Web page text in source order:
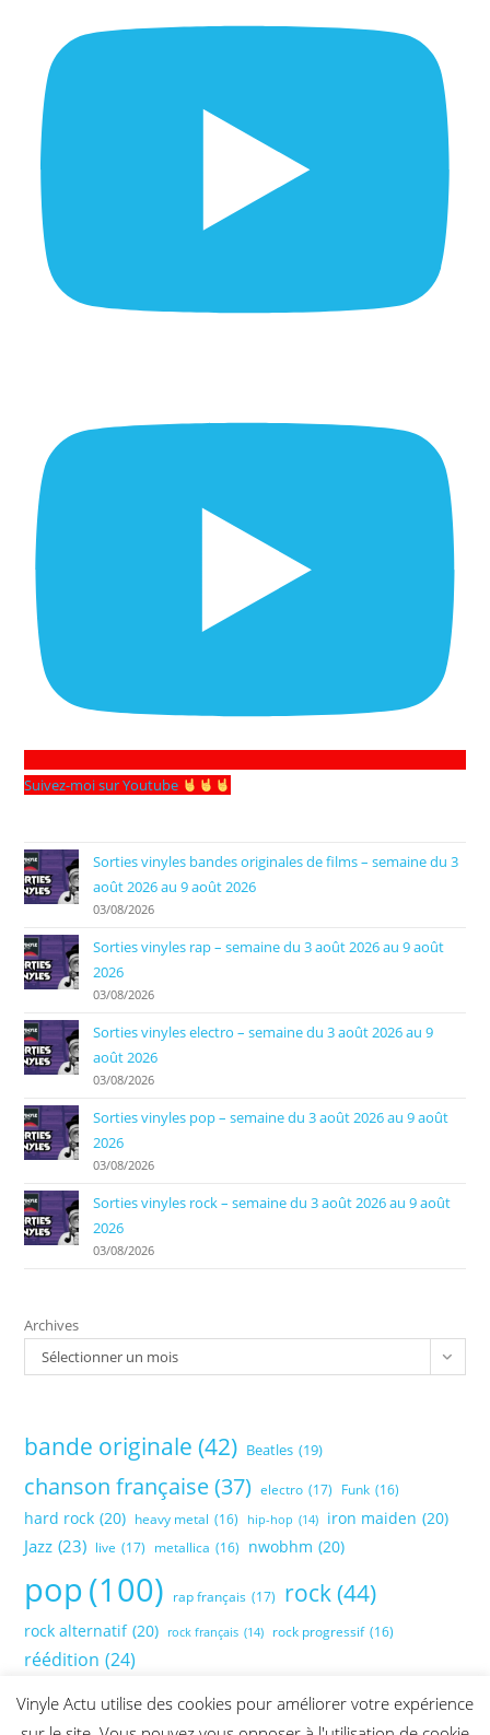
Suivez-moi sur Youtube
Sorties vinyles bandes originales de films – semaine du 3
août 2026 au 9 août 2026
03/08/2026
Sorties vinyles rap – semaine du 3 août 2026 au 9 août
2026
03/08/2026
Sorties vinyles electro – semaine du 3 août 2026 au 9
août 2026
03/08/2026
Sorties vinyles pop – semaine du 3 août 2026 au 9 août
2026
03/08/2026
Sorties vinyles rock – semaine du 3 août 2026 au 9 août
2026
03/08/2026
Archives
Sélectionner un mois
bande originale (42) Beatles (19)
chanson française (37) electro (17) Funk (16)
hard rock (20) heavy metal (16) hip-hop (14) iron maiden (20)
Jazz (23) live (17) metallica (16) nwobhm (20)
pop(100) rap français (17) rock(44)
rock alternatif (20) rock français (14) rock progressif (16)
réédition (24)
Vinyle Actu utilise des cookies pour améliorer votre expérience